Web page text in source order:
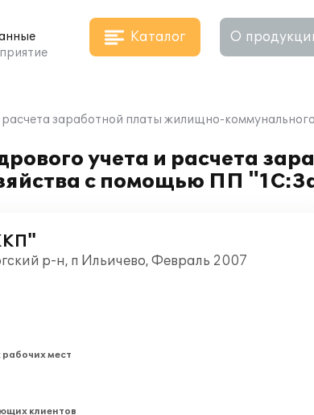
Каталог О
расчета заработной платы жилищно-
учета и расчета
с помощью ПП
р-н, п Ильичево, Февраль 2007
мест
клиентов